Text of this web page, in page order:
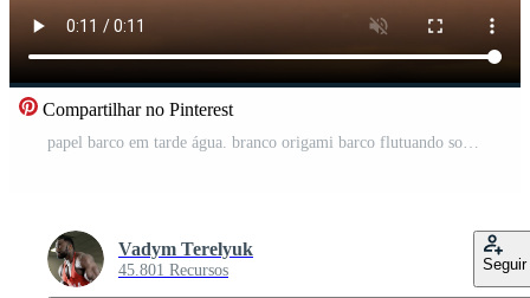
Compartilhar no Pinterest
Vadym Terelyuk
45.801 Recursos Seguir